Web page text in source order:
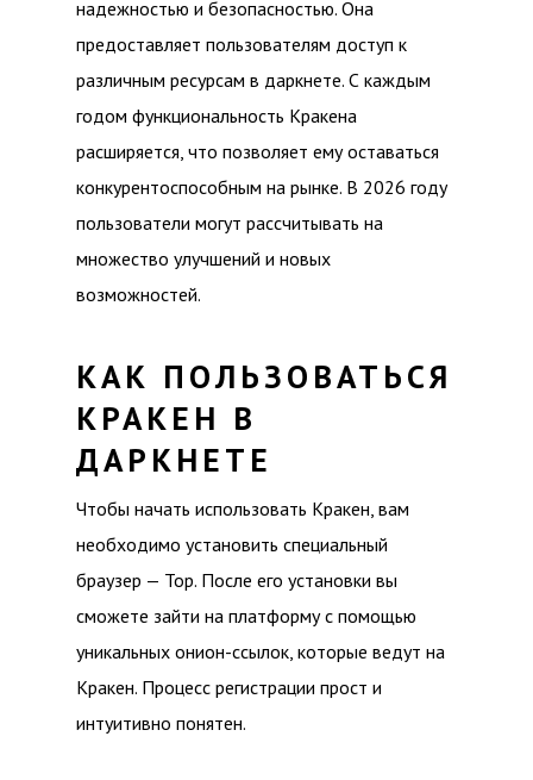
надежностью и безопасностью. Она
предоставляет пользователям доступ к
различным ресурсам в даркнете. С каждым
годом функциональность Кракена
расширяется, что позволяет ему оставаться
конкурентоспособным на рынке. В 2026 году
пользователи могут рассчитывать на
множество улучшений и новых
возможностей.
КАК ПОЛЬЗОВАТЬСЯ
КРАКЕН В
ДАРКНЕТЕ
Чтобы начать использовать Кракен, вам
необходимо установить специальный
браузер — Тор. После его установки вы
сможете зайти на платформу с помощью
уникальных онион-ссылок, которые ведут на
Кракен. Процесс регистрации прост и
интуитивно понятен.